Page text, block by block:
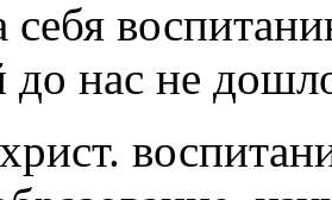
себя
до нас не